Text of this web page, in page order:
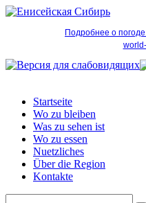
Подробнее о
Startseite
Wo zu bleiben
Was zu sehen ist
Wo zu essen
Nuetzliches
Über die Region
Kontakte